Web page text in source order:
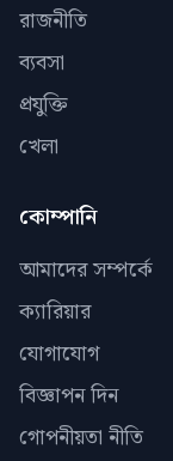
রাজনীতি
ব্যবসা
প্রযুক্তি
খেলা
কোম্পানি
আমাদের সম্পর্কে
ক্যারিয়ার
যোগাযোগ
বিজ্ঞাপন দিন
গোপনীয়তা নীতি